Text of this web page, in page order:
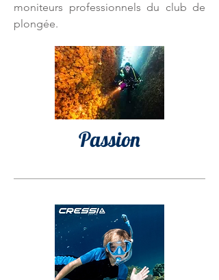
moniteurs professionnels du club de
plongée.
Passion